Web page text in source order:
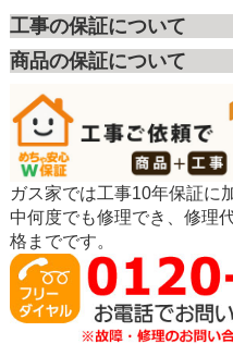
工事の保証について
商品の保証について
ガス家では工事10年保証に
中何度でも修理でき、修理
格までです。